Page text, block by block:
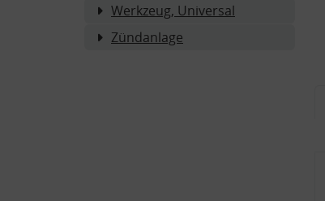
Werkzeug, Universal
Zündanlage